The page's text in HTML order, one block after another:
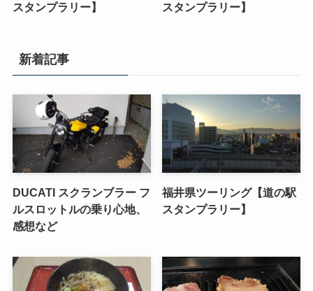
スタンプラリー】
スタンプラリー】
新着記事
DUCATI スクランブラー フ
ルスロットルの乗り心地、
感想など
福井県ツーリング【道の駅
スタンプラリー】